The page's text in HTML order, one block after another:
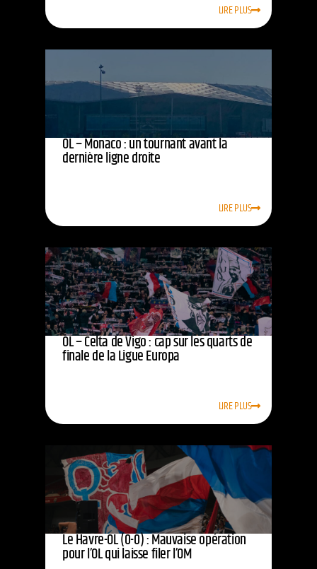
LIRE PLUS
OL – Monaco : un tournant avant la
dernière ligne droite
LIRE PLUS
OL – Celta de Vigo : cap sur les quarts de
finale de la Ligue Europa
LIRE PLUS
Le Havre-OL (0-0) : Mauvaise opération
pour l’OL qui laisse filer l’OM